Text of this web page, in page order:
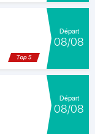
Départ
08/08
Départ
08/08